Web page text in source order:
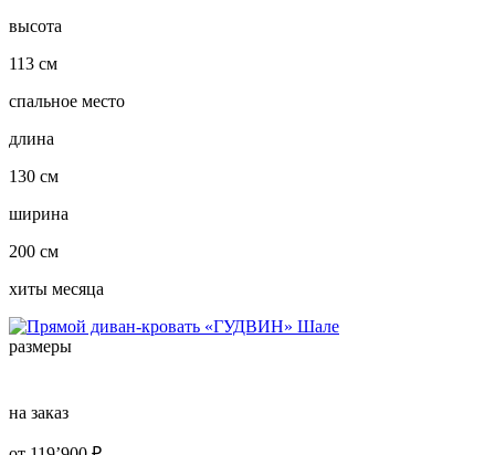
высота
113 см
спальное место
длина
130 см
ширина
200 см
хиты месяца
размеры
на заказ